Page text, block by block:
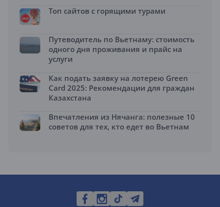
Топ сайтов с горящими турами
Путеводитель по Вьетнаму: стоимость
одного дня проживания и прайс на
услуги
Как подать заявку на лотерею Green
Card 2025: Рекомендации для граждан
Казахстана
Впечатления из Нячанга: полезные 10
советов для тех, кто едет во Вьетнам